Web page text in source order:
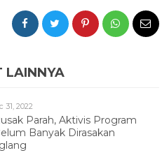
LAINNYA
31, 2022
Parah, Aktivis Program
Banyak Dirasakan